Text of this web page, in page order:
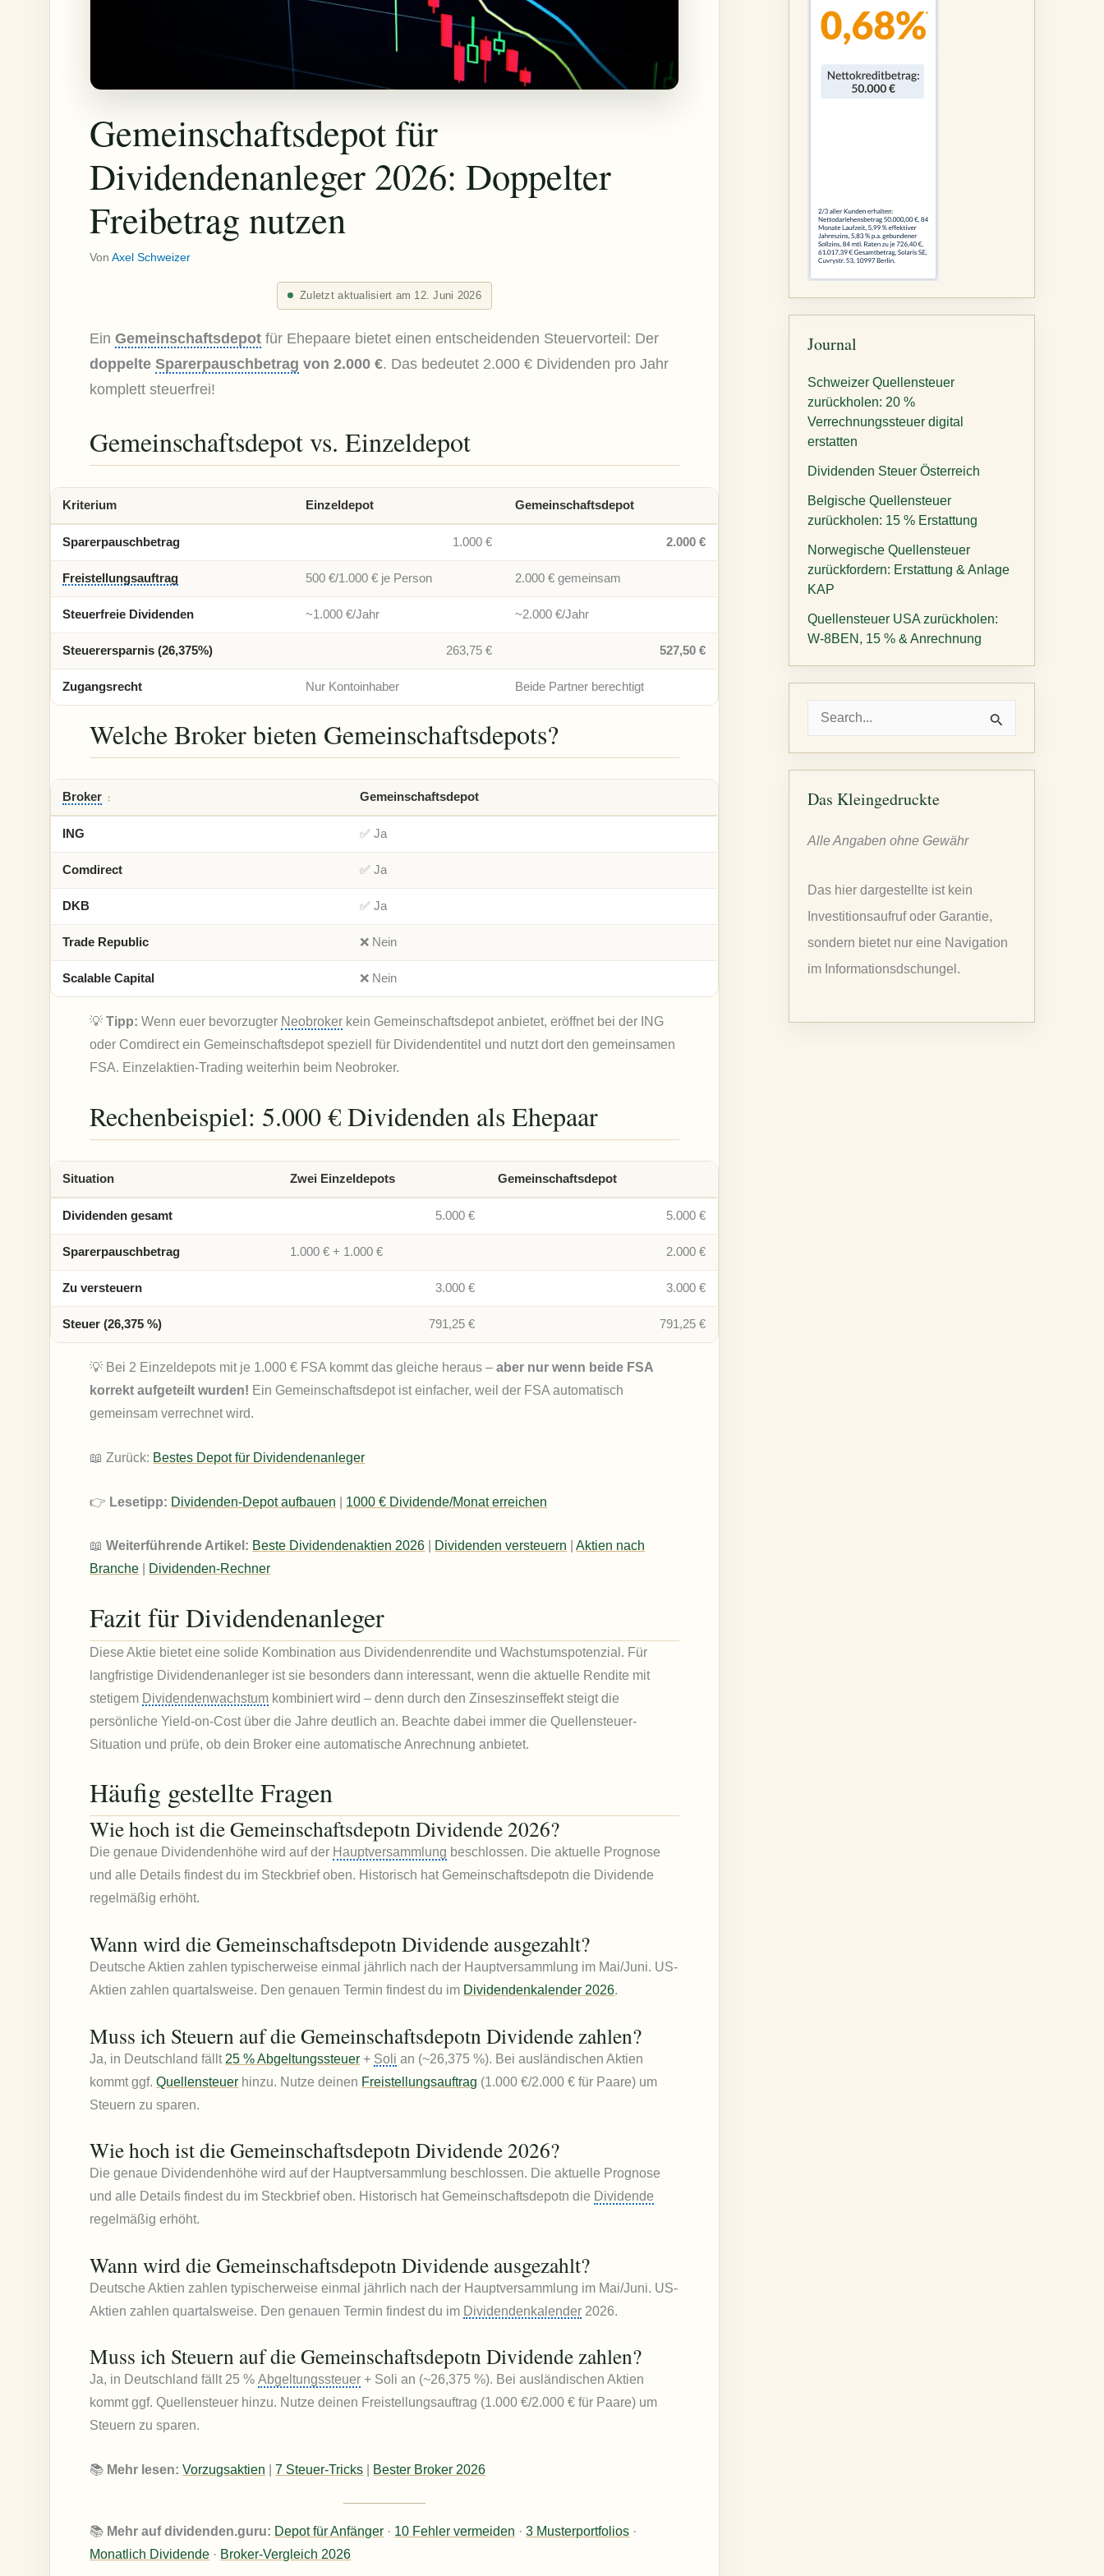
Gemeinschaftsdepot für
Dividendenanleger 2026: Doppelter
Freibetrag nutzen
VonAxel Schweizer
Zuletzt aktualisiert am 12. Juni 2026
EinGemeinschaftsdepot für Ehepaare bietet einen entscheidenden Steuervorteil: Der
doppelteSparerpauschbetrag von 2.000 €. Das bedeutet 2.000 € Dividenden pro Jahr
komplett steuerfrei!
Gemeinschaftsdepot vs. Einzeldepot
Kriterium Einzeldepot Gemeinschaftsdepot
Sparerpauschbetrag 1.000 € 2.000 €
Freistellungsauftrag 500 €/1.000 € je Person 2.000 € gemeinsam
Steuerfreie Dividenden ~1.000 €/Jahr ~2.000 €/Jahr
Steuerersparnis (26,375%) 263,75 € 527,50 €
Zugangsrecht Nur Kontoinhaber Beide Partner berechtigt
Welche Broker bieten Gemeinschaftsdepots?
Broker ↕ Gemeinschaftsdepot
ING ✅ Ja
Comdirect ✅ Ja
DKB ✅ Ja
Trade Republic ❌ Nein
Scalable Capital ❌ Nein
💡Tipp: Wenn euer bevorzugter Neobroker kein Gemeinschaftsdepot anbietet, eröffnet bei der ING
oder Comdirect ein Gemeinschaftsdepot speziell für Dividendentitel und nutzt dort den gemeinsamen
FSA. Einzelaktien-Trading weiterhin beim Neobroker.
Rechenbeispiel: 5.000 € Dividenden als Ehepaar
Situation Zwei Einzeldepots Gemeinschaftsdepot
Dividenden gesamt 5.000 € 5.000 €
Sparerpauschbetrag 1.000 € + 1.000 € 2.000 €
Zu versteuern 3.000 € 3.000 €
Steuer (26,375 %) 791,25 € 791,25 €
💡 Bei 2 Einzeldepots mit je 1.000 € FSA kommt das gleiche heraus –aber nur wenn beide FSA
korrekt aufgeteilt wurden! Ein Gemeinschaftsdepot ist einfacher, weil der FSA automatisch
gemeinsam verrechnet wird.
📖 Zurück: Bestes Depot für Dividendenanleger
👉 Lesetipp: Dividenden-Depot aufbauen 1000 € Dividende/Monat erreichen
📖Weiterführende Artikel: Beste Dividendenaktien 2026 Dividenden versteuern |Aktien nach
Branche
Dividenden-Rechner
Fazit für Dividendenanleger
Diese Aktie bietet eine solide Kombination aus Dividendenrendite und Wachstumspotenzial. Für
langfristige Dividendenanleger ist sie besonders dann interessant, wenn die aktuelle Rendite mit
stetigem Dividendenwachstum kombiniert wird – denn durch den Zinseszinseffekt steigt die
persönliche Yield-on-Cost über die Jahre deutlich an. Beachte dabei immer die Quellensteuer-
Situation und prüfe, ob dein Broker eine automatische Anrechnung anbietet.
Häufig gestellte Fragen
Wie hoch ist die Gemeinschaftsdepotn Dividende 2026?
Die genaue Dividendenhöhe wird auf der Hauptversammlung beschlossen. Die aktuelle Prognose
und alle Details findest du im Steckbrief oben. Historisch hat Gemeinschaftsdepotn die Dividende
regelmäßig erhöht.
Wann wird die Gemeinschaftsdepotn Dividende ausgezahlt?
Deutsche Aktien zahlen typischerweise einmal jährlich nach der Hauptversammlung im Mai/Juni. US-
Aktien zahlen quartalsweise. Den genauen Termin findest du im Dividendenkalender 2026.
Muss ich Steuern auf die Gemeinschaftsdepotn Dividende zahlen?
Ja, in Deutschland fällt 25 % Abgeltungssteuer + Soli an (~26,375 %). Bei ausländischen Aktien
kommt ggf.Quellensteuer hinzu. Nutze deinen Freistellungsauftrag (1.000 €/2.000 € für Paare) um
Steuern zu sparen.
Wie hoch ist die Gemeinschaftsdepotn Dividende 2026?
Die genaue Dividendenhöhe wird auf der Hauptversammlung beschlossen. Die aktuelle Prognose
und alle Details findest du im Steckbrief oben. Historisch hat Gemeinschaftsdepotn die Dividende
regelmäßig erhöht.
Wann wird die Gemeinschaftsdepotn Dividende ausgezahlt?
Deutsche Aktien zahlen typischerweise einmal jährlich nach der Hauptversammlung im Mai/Juni. US-
Aktien zahlen quartalsweise. Den genauen Termin findest du im Dividendenkalender 2026.
Muss ich Steuern auf die Gemeinschaftsdepotn Dividende zahlen?
Ja, in Deutschland fällt 25 %Abgeltungssteuer + Soli an (~26,375 %). Bei ausländischen Aktien
kommt ggf. Quellensteuer hinzu. Nutze deinen Freistellungsauftrag (1.000 €/2.000 € für Paare) um
Steuern zu sparen.
📚 Mehr lesen: Vorzugsaktien |7 Steuer-Tricks Bester Broker 2026
📚 Mehr auf dividenden.guru: Depot für Anfänger · 10 Fehler vermeiden ·3 Musterportfolios ·
Monatlich Dividende · Broker-Vergleich 2026
Journal
Schweizer Quellensteuer
zurückholen: 20 %
Verrechnungssteuer digital
erstatten
Dividenden Steuer Österreich
Belgische Quellensteuer
zurückholen: 15 % Erstattung
Norwegische Quellensteuer
zurückfordern: Erstattung & Anlage
KAP
Quellensteuer USA zurückholen:
W-8BEN, 15 % & Anrechnung
h
n
a
c
h
:
Das Kleingedruckte
Alle Angaben ohne Gewähr
Das hier dargestellte ist kein
Investitionsaufruf oder Garantie,
sondern bietet nur eine Navigation
im Informationsdschungel.